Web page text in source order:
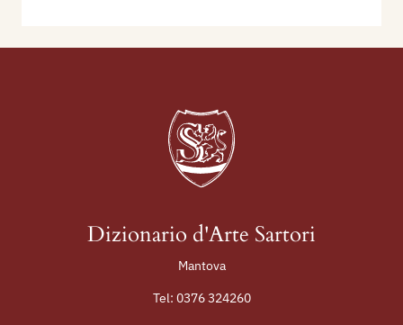
Dizionario d'Arte Sartori
Mantova
Tel: 0376 324260